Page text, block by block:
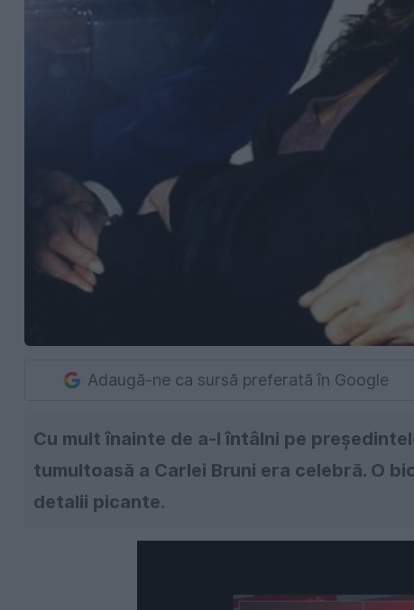
Adaugă-ne ca sursă preferată în Google
Cu mult înainte de a-l întâlni pe
tumultoasă a Carlei Bruni era celebră. O
detalii picante.